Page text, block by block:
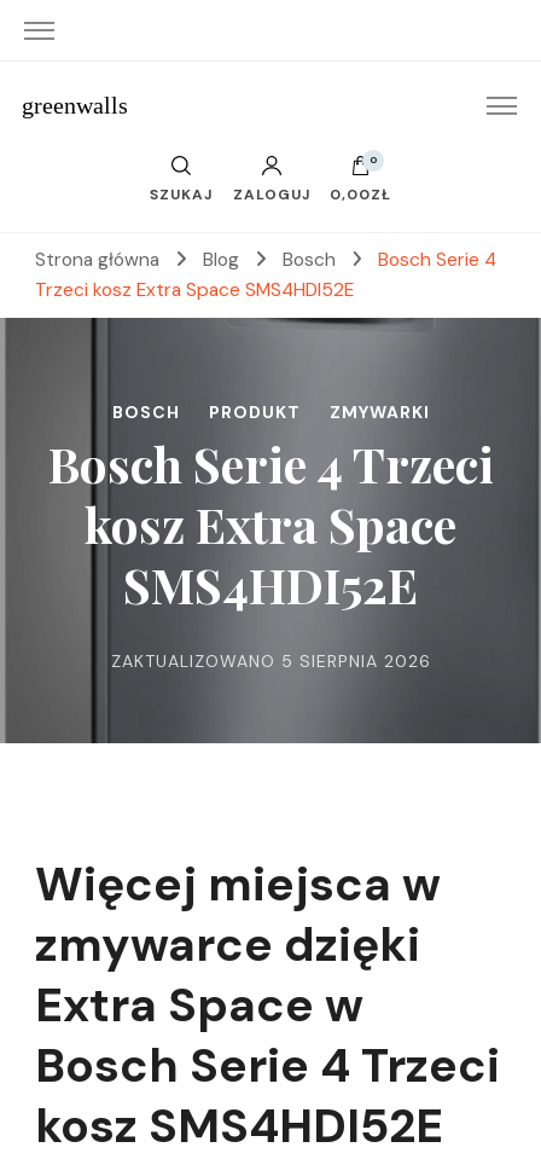
greenwalls
SZUKAJ ZALOGUJ
0
0,00ZŁ
Strona główna Blog Bosch
Bosch Serie 4
Trzeci kosz Extra Space SMS4HDI52E
BOSCH PRODUKT ZMYWARKI
Bosch Serie 4 Trzeci
kosz Extra Space
SMS4HDI52E
ZAKTUALIZOWANO 5 SIERPNIA 2026
Więcej miejsca w
zmywarce dzięki
Extra Space w
Bosch Serie 4 Trzeci
kosz SMS4HDI52E